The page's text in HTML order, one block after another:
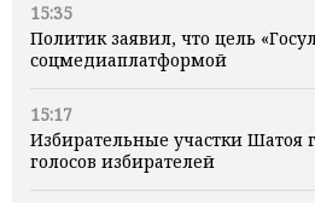
15:35
Политик заявил, что цель
соцмедиаплатформой
15:17
Избирательные участки Шатоя
голосов избирателей